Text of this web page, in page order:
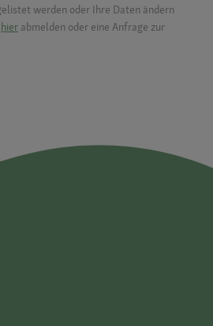
werden oder Ihre Daten ändern
hier abmelden oder eine Anfrage zur